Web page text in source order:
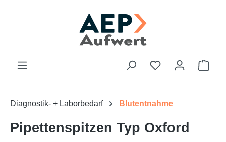
Du hast 0
Diagnostik- + Laborbedarf Blutentnahme
Pipettenspitzen Typ Oxford